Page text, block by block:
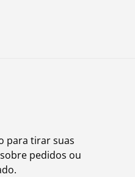
para tirar suas
pedidos ou